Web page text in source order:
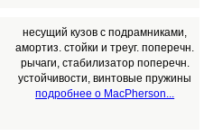
несущий кузов с подрамниками,
амортиз. стойки и треуг. поперечн.
рычаги, стабилизатор поперечн.
устойчивости, винтовые пружины
подробнее о MacPherson...